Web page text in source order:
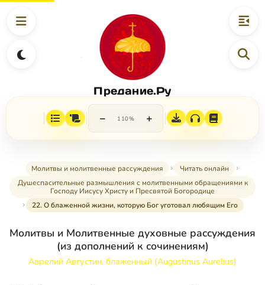
Предание.Ру
− 110% +
Молитвы и молитвенные рассуждения
Читать онлайн
Душеспасительные размышления с молитвенными обращениями к
Господу Иисусу Христу и Пресвятой Богородице
22. О блаженной жизни, которую Бог уготовал любящим Его
Молитвы и Молитвенные духовные рассуждения
(из дополнений к сочинениям)
Аврелий Августин, блаженный (Augustinus Aurelius)